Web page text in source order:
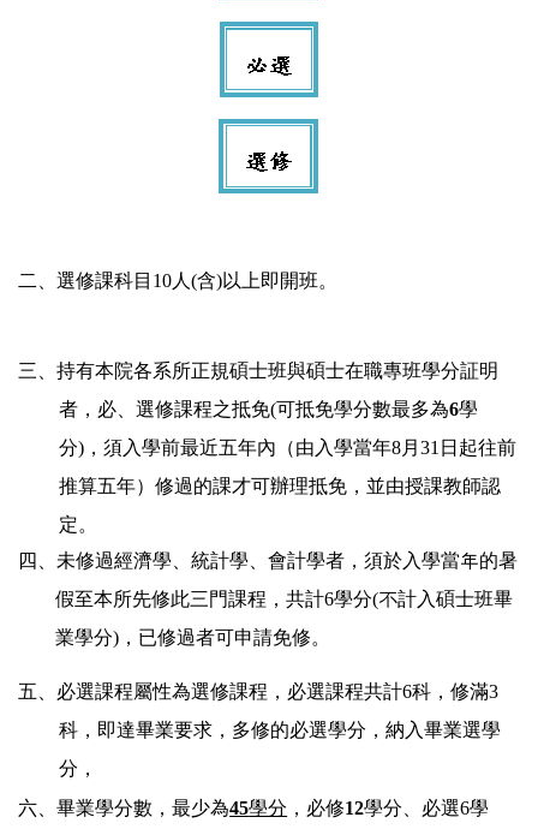
二、選修課科目10人(含)以上即開班。
三、持有本院各系所正規碩士班與碩士在職專班學分証明
者，必、選修課程之抵免(可抵免學分數最多為6學
分)，須入學前最近五年內（由入學當年8月 31 日 起往前
推算五年）修過的課才可辦理抵免，並由授課教師認
定。
四、 未修過經濟學、統計學、會計學者，須於入學當年的暑
假至本所先修此三門課程，共計6學分(不計入碩士班畢
業學分)，已修過者可申請免修。
五、必選課程屬性為選修課程，必選課程共計6科，修滿3
科，即達畢業要求，多修的必選學分，納入畢業選學
分，
六、畢業學分數，最少為45學分 ，必修12學分、必選6學